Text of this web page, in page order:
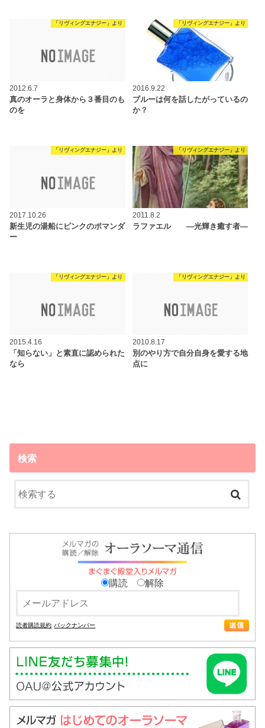
「リヴィングエナジー」より
2012.6.7
真のオーラと身体から３番目のも
のを
「リヴィングエナジー」より
2016.9.22
ブルーは何を話したがっているの
か？
「リヴィングエナジー」より
2017.10.26
新生児の湯船にピンクのポマンダ
ー
「リヴィングエナジー」より
2011.8.2
ラファエル ―光輝き癒す者―
「リヴィングエナジー」より
2015.4.16
「知らない」と素直に認められた
なら
「リヴィングエナジー」より
2010.8.17
別のやり方で自分自身を愛する地
点に
検索
購読 解除
読者購読規約 バックナンバー